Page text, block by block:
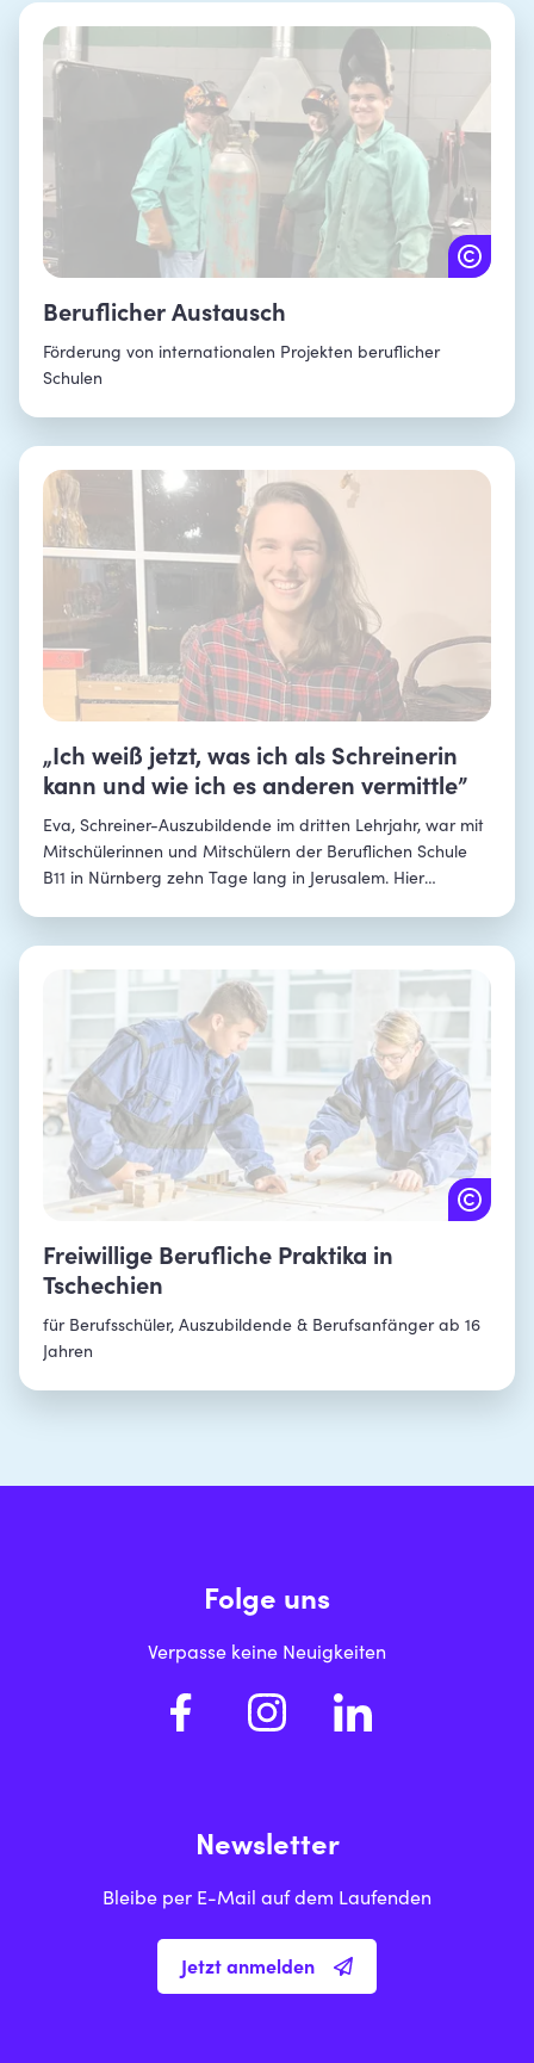
Beruflicher Austausch
Förderung von internationalen Projekten beruflicher
Schulen
„Ich weiß jetzt, was ich als Schreinerin
kann und wie ich es anderen vermittle”
Eva, Schreiner-Auszubildende im dritten Lehrjahr, war mit
Mitschülerinnen und Mitschülern der Beruflichen Schule
B11 in Nürnberg zehn Tage lang in Jerusalem. Hier
Momenten ihrer Israelreise.
Freiwillige Berufliche Praktika in
Tschechien
für Berufsschüler, Auszubildende & Berufsanfänger ab 16
Jahren
Folge uns
Verpasse keine Neuigkeiten
Newsletter
Bleibe per E-Mail auf dem Laufenden
Jetzt anmelden